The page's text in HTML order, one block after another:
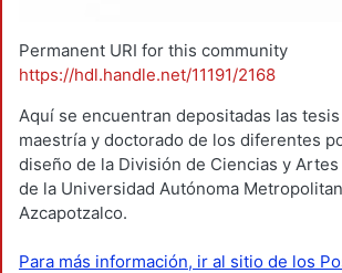
Permanent URI for this community
https://hdl.handle.net/11191/2168
Aquí se encuentran depositadas las
maestría y doctorado de los diferentes
diseño de la División de Ciencias y
de la Universidad Autónoma
Azcapotzalco.
Para más información, ir al sitio de los